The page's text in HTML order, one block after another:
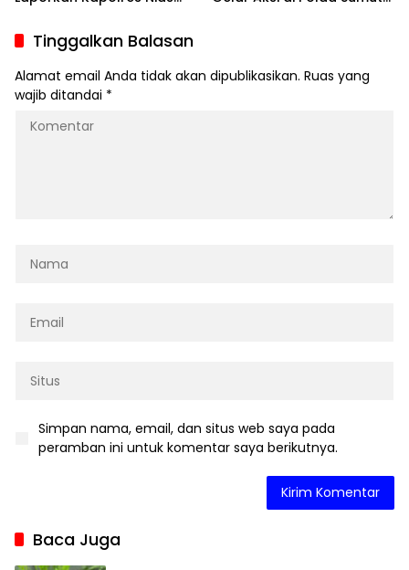
Polda Sumut
Tinggalkan Balasan
Alamat email Anda tidak akan dipublikasikan. Ruas yang
wajib ditandai *
Simpan nama, email, dan situs web saya pada
peramban ini untuk komentar saya berikutnya.
Baca Juga